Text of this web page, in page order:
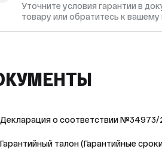
Уточните условия гарантии в
товару или обратитесь к
Декларация о соответствии №34973/